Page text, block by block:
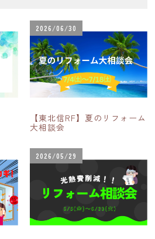
2026/06/30
【東北信RF】夏のリフォーム
大相談会
2026/05/29